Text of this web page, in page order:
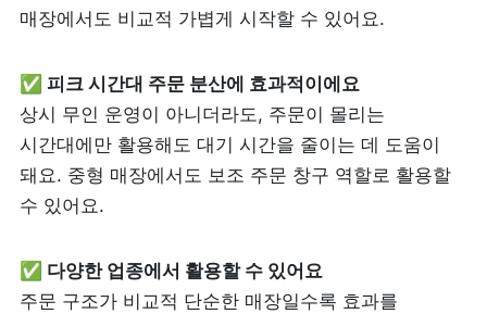
매장에서도 비교적 가볍게 시작할 수 있어요.
✅ 피크 시간대 주문 분산에 효과적이에요
상시 무인 운영이 아니더라도, 주문이 몰리는
시간대에만 활용해도 대기 시간을 줄이는 데 도움이
돼요. 중형 매장에서도 보조 주문 창구 역할로 활용할
수 있어요.
✅ 다양한 업종에서 활용할 수 있어요
주문 구조가 비교적 단순한 매장일수록 효과를